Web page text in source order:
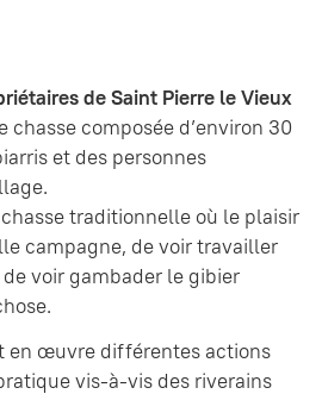
de Saint Pierre le Vieux
chasse composée d’environ 30
et des personnes
traditionnelle où le plaisir
campagne, de voir travailler
voir gambader le gibier
en œuvre différentes actions
vis-à-vis des riverains